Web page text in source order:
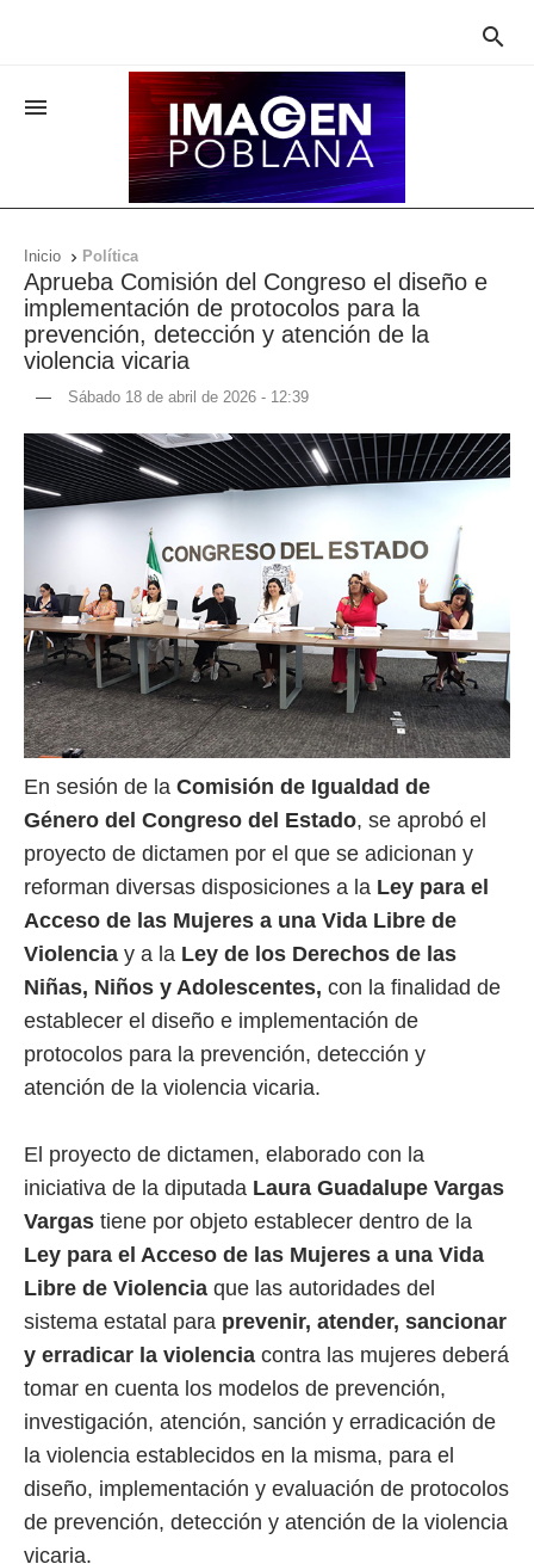


Inicio  Política
Aprueba Comisión del Congreso el diseño e
implementación de protocolos para la
prevención, detección y atención de la
violencia vicaria
— Sábado 18 de abril de 2026 - 12:39
En sesión de la Comisión de Igualdad de
Género del Congreso del Estado, se aprobó el
proyecto de dictamen por el que se adicionan y
reforman diversas disposiciones a la Ley para el
Acceso de las Mujeres a una Vida Libre de
Violencia y a la Ley de los Derechos de las
Niñas, Niños y Adolescentes, con la finalidad de
establecer el diseño e implementación de
protocolos para la prevención, detección y
atención de la violencia vicaria.
El proyecto de dictamen, elaborado con la
iniciativa de la diputada Laura Guadalupe Vargas
Vargas tiene por objeto establecer dentro de la
Ley para el Acceso de las Mujeres a una Vida
Libre de Violencia que las autoridades del
sistema estatal para prevenir, atender, sancionar
y erradicar la violencia contra las mujeres deberá
tomar en cuenta los modelos de prevención,
investigación, atención, sanción y erradicación de
la violencia establecidos en la misma, para el
diseño, implementación y evaluación de protocolos
de prevención, detección y atención de la violencia
vicaria.